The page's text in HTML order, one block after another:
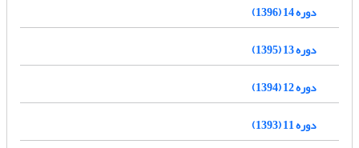
دوره 14 (1396)
دوره 13 (1395)
دوره 12 (1394)
دوره 11 (1393)